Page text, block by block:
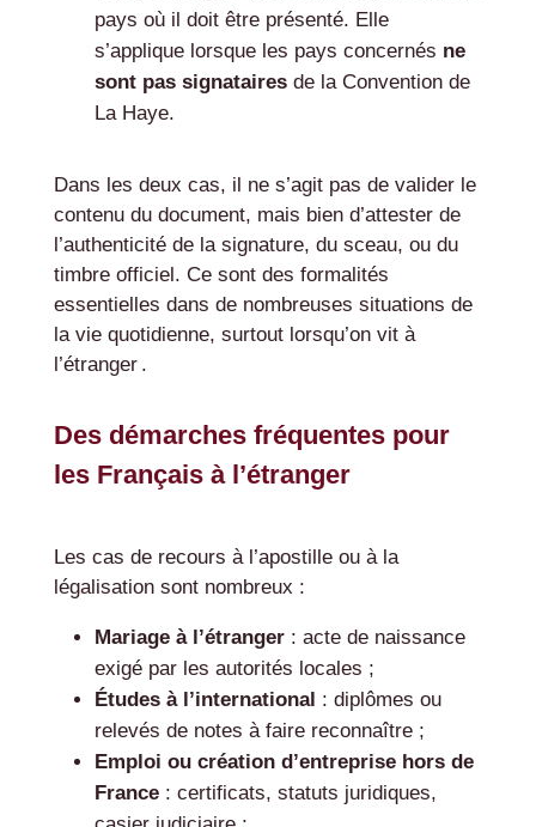
pays où il doit être présenté. Elle
s’applique lorsque les pays concernés ne
sont pas signatairesde la Convention de
La Haye.
Dans les deux cas, il ne s’agit pas de valider le
contenu du document, mais bien d’attester de
l’authenticité de la signature, du sceau, ou du
timbre officiel. Ce sont des formalités
essentielles dans de nombreuses situations de
la vie quotidienne, surtout lorsqu’on vit à
l’étranger .
Des démarches fréquentes pour
les Français à l’étranger
Les cas de recours à l’apostille ou à la
légalisation sont nombreux :
Mariage à l’étranger: acte de naissance
exigé par les autorités locales ;
Études à l’international : diplômes ou
relevés de notes à faire reconnaître ;
Emploi ou création d’entreprise hors de
France: certificats, statuts juridiques,